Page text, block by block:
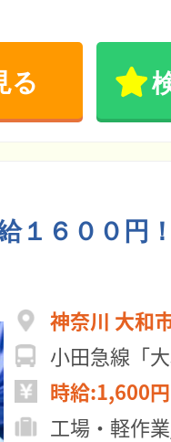
る
１６００円
神奈川 大和
小田急線「
時給:1,600
工場・軽作